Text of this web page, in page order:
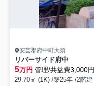
安芸郡府中町大須
リバーサイド府中
5万円 管理/共益費3,000円
29.70㎡ (1K) /築25年 /2階建